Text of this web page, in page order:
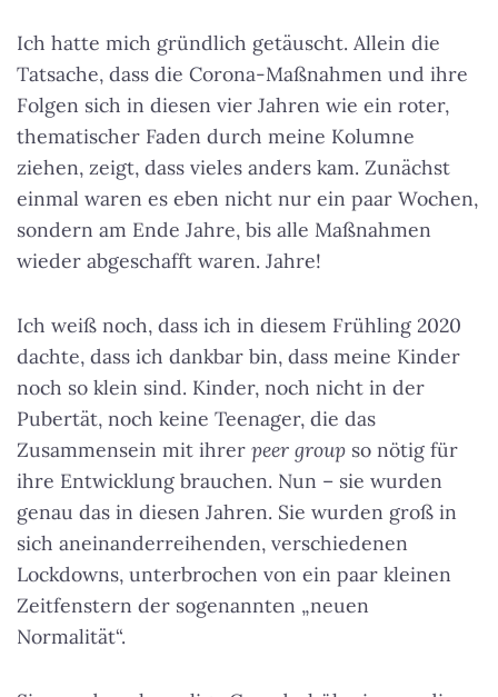
Ich hatte mich gründlich getäuscht. Allein die
Tatsache, dass die Corona-Maßnahmen und ihre
Folgen sich in diesen vier Jahren wie ein roter,
thematischer Faden durch meine Kolumne
ziehen, zeigt, dass vieles anders kam. Zunächst
einmal waren es eben nicht nur ein paar Wochen,
sondern am Ende Jahre, bis alle Maßnahmen
wieder abgeschafft waren. Jahre!
Ich weiß noch, dass ich in diesem Frühling 2020
dachte, dass ich dankbar bin, dass meine Kinder
noch so klein sind. Kinder, noch nicht in der
Pubertät, noch keine Teenager, die das
Zusammensein mit ihrer peer group so nötig für
ihre Entwicklung brauchen. Nun – sie wurden
genau das in diesen Jahren. Sie wurden groß in
sich aneinanderreihenden, verschiedenen
Lockdowns, unterbrochen von ein paar kleinen
Zeitfenstern der sogenannten „neuen
Normalität“.